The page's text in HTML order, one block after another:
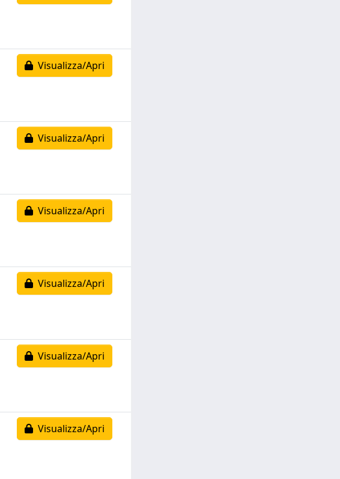
Visualizza/Apri
Visualizza/Apri
Visualizza/Apri
Visualizza/Apri
Visualizza/Apri
Visualizza/Apri